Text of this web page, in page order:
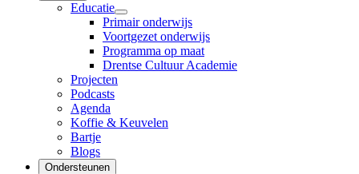
Educatie
Primair onderwijs
Voortgezet onderwijs
Programma op maat
Drentse Cultuur Academie
Projecten
Podcasts
Agenda
Koffie & Keuvelen
Bartje
Blogs
Ondersteunen